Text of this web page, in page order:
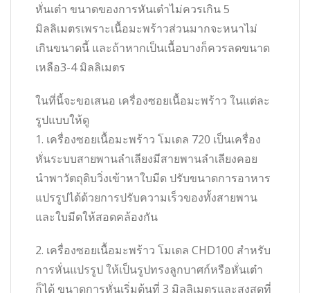
หั่นเต๋า ขนาดของการหันเต๋าไม่ควรเกิน 5
มิลลิเมตรเพราะเนื้อมะพร้าวส่วนมากจะหนาไม่
เกินขนาดนี้ และถ้าหากเป็นเนื้อบางก็ควรลดขนาด
เหลือ3-4 มิลลิเมตร
ในที่นี้จะขอเสนอ เครื่องซอยเนื้อมะพร้าว ในแต่ละ
รูปแบบให้ดู
1. เครื่องซอยเนื้อมะพร้าว โมเดล 720 เป็นเครื่อง
หั่นระบบสายพานลำเลียงมีสายพานลำเลียงคอย
นำพาวัตถุดิบวิ่งเข้าหาใบมีด ปรับขนาดการอาหาร
แปรรูปได้ด้วยการปรับความเร็วของทั้งสายพาน
และใบมีดให้สอดคล้องกัน
2. เครื่องซอยเนื้อมะพร้าว โมเดล CHD100 สำหรับ
การหั่นแปรรูป ให้เป็นรูปทรงลูกบาศก์หรือหั่นเต๋า
ก็ได้ ขนาดการหั่นเริ่มต้นที่ 3 มิลลิเมตรและสูงสุดที่